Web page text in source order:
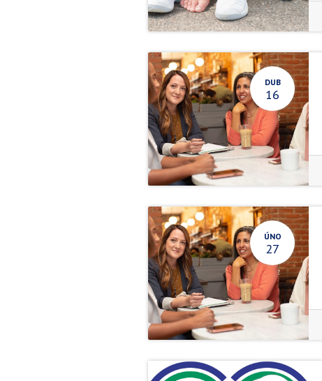
DUB
16
ÚNO
27